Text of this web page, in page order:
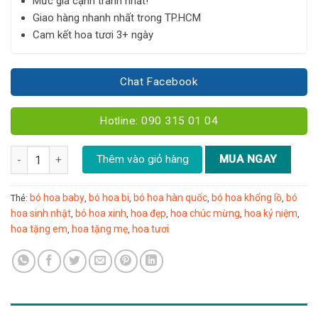
Giao hàng nhanh nhất trong TP.HCM
Cam kết hoa tươi 3+ ngày
Chat Facebook
Hotline: 090 315 01 04
Bó hoa Baby - B08 số lượngThêm vào giỏ hàng MUA NGAY
Thẻ: bó hoa baby, bó hoa bi, bó hoa hàn quốc, bó hoa khổng lồ, bó
hoa sinh nhật, bó hoa xinh, hoa đẹp, hoa chúc mừng, hoa kỷ niệm,
hoa tặng em, hoa tặng mẹ, hoa tươi